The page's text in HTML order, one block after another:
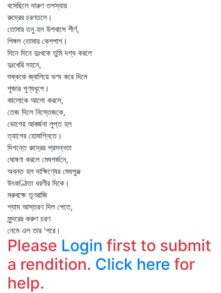
বসেছিলে দারুণ তপস্যায়
রুদ্রের চরণতলে।
তোমার তনু হল উপবাসে শীর্ণ,
পিঙ্গল তোমার কেশপাশ।
দিনে দিনে দুঃখকে তুমি দগ্ধ করলে
দুঃখেরি দহনে,
শুষ্ককে জ্বালিয়ে ভস্ম করে দিলে
পূজার পুণ্যধূপে।
কালোকে আলো করলে,
তেজ দিলে নিস্তেজকে,
ভোগের আবর্জনা লুপ্ত হল
ত্যাগের হোমাগ্নিতে।
দিগন্তে রুদ্রের প্রসন্নতা
ঘোষণা করলে মেঘগর্জনে,
অবনত হল দাক্ষিণ্যের মেঘপুঞ্জ
উৎকণ্ঠিতা ধরণীর দিকে।
মরুবক্ষে তৃণরাজি
শ্যাম আস্তরণ দিল পেতে,
সুন্দরের করুণ চরণ
নেমে এল তার 'পরে।
Please Login first to submit
a rendition. Click here for
help.